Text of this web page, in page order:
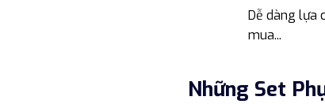
Dễ dàng lựa
mua...
Những Set